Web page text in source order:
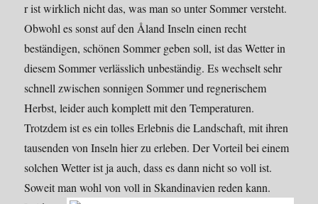
r ist wirklich nicht das, was man so unter Sommer versteht.
Obwohl es sonst auf den Åland Inseln einen recht
beständigen, schönen Sommer geben soll, ist das Wetter in
diesem Sommer verlässlich unbeständig. Es wechselt sehr
schnell zwischen sonnigen Sommer und regnerischem
Herbst, leider auch komplett mit den Temperaturen.
Trotzdem ist es ein tolles Erlebnis die Landschaft, mit ihren
tausenden von Inseln hier zu erleben. Der Vorteil bei einem
solchen Wetter ist ja auch, dass es dann nicht so voll ist.
Soweit man wohl von voll in Skandinavien reden kann.